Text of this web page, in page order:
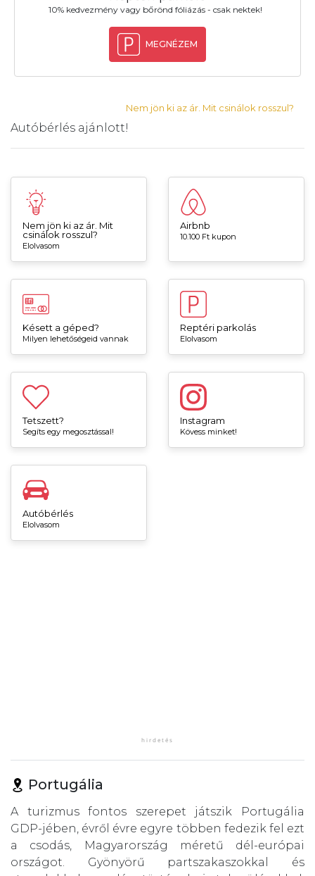
10% kedvezmény vagy bőrönd fóliázás - csak nektek!
MEGNÉZEM
Nem jön ki az ár. Mit csinálok rosszul?
Autóbérlés ajánlott!
Nem jön ki az ár. Mit
csinálok rosszul?
Elolvasom
Airbnb
10.100 Ft kupon
Késett a géped?
Milyen lehetőségeid vannak
Reptéri parkolás
Elolvasom
Tetszett?
Segíts egy megosztással!
Instagram
Kövess minket!
Autóbérlés
Elolvasom
Portugália
A turizmus fontos szerepet játszik Portugália
GDP-jében, évről évre egyre többen fedezik fel ezt
a csodás, Magyarország méretű dél-európai
országot. Gyönyörű partszakaszokkal és